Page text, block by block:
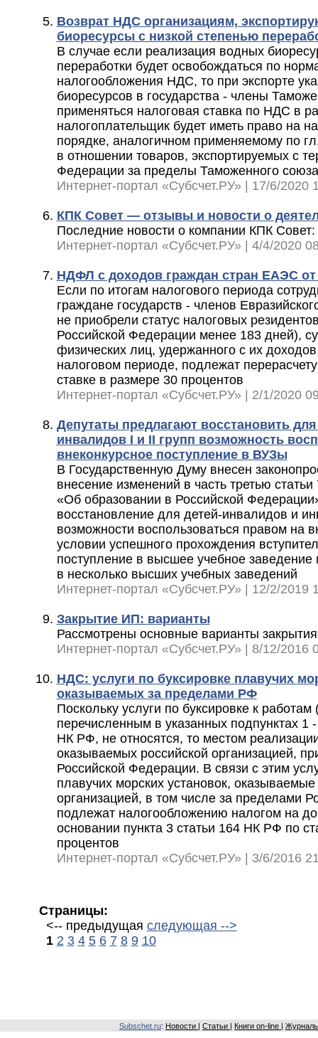
Возврат НДС организациям,
биоресурсы с низкой степенью
В случае если реализация водных
переработки будет освобождаться по
налогообложения НДС, то при экспорте
биоресурсов в государства - члены
применяться налоговая ставка по НДС в
налогоплательщик будет иметь право на
порядке, аналогичном применяемому по
в отношении товаров, экспортируемых с
Федерации за пределы Таможенного союза
Интернет-портал «Субсчет.РУ» | 17/6/2020
КПК Совет — отзывы и новости о
Последние новости о компании КПК
Интернет-портал «Субсчет.РУ» | 4/4/2020
НДФЛ с доходов граждан стран ЕАЭС
Если по итогам налогового периода
граждане государств - членов
не приобрели статус налоговых
Российской Федерации менее 183 дней),
физических лиц, удержанного с их
налоговом периоде, подлежат
ставке в размере 30 процентов
Интернет-портал «Субсчет.РУ» | 2/1/2020
Депутаты предлагают восстановить
инвалидов I и II групп возможность
внеконкурсное поступление в ВУЗы
В Государственную Думу внесен
внесение изменений в часть третью
«Об образовании в Российской
восстановление для детей-инвалидов и
возможности воспользоваться правом на
условии успешного прохождения
поступление в высшее учебное заведение
в несколько высших учебных заведений
Интернет-портал «Субсчет.РУ» | 12/2/2019
Закрытие ИП: варианты
Рассмотрены основные варианты
Интернет-портал «Субсчет.РУ» | 8/12/2016
НДС: услуги по буксировке плавучих
оказываемых за пределами РФ
Поскольку услуги по буксировке к работам
перечисленным в указанных подпунктах 1
НК РФ, не относятся, то местом реализации
оказываемых российской организацией,
Российской Федерации. В связи с этим
плавучих морских установок, оказываемые
организацией, в том числе за пределами
подлежат налогообложению налогом на
основании пункта 3 статьи 164 НК РФ по
процентов
Интернет-портал «Субсчет.РУ» | 3/6/2016
Страницы:
<-- предыдущая следующая -->
1 2 3 4 5 6 7 8 9 10
Subschet.ru: Новости Статьи Книги on-line